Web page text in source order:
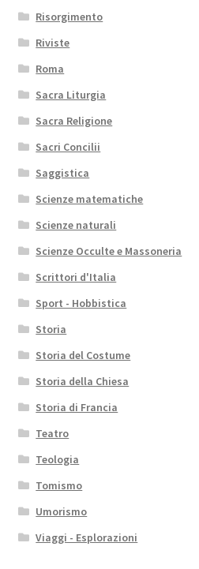
Risorgimento
Riviste
Roma
Sacra Liturgia
Sacra Religione
Sacri Concilii
Saggistica
Scienze matematiche
Scienze naturali
Scienze Occulte e Massoneria
Scrittori d'Italia
Sport - Hobbistica
Storia
Storia del Costume
Storia della Chiesa
Storia di Francia
Teatro
Teologia
Tomismo
Umorismo
Viaggi - Esplorazioni